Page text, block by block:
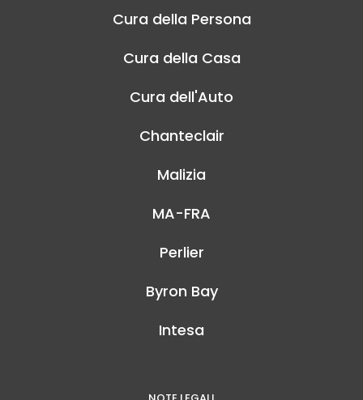
Cura della Persona
Cura della Casa
Cura dell'Auto
Chanteclair
Malizia
MA-FRA
Perlier
Byron Bay
Intesa